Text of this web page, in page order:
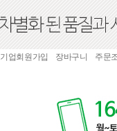
기업회원가입 장바구니 주문